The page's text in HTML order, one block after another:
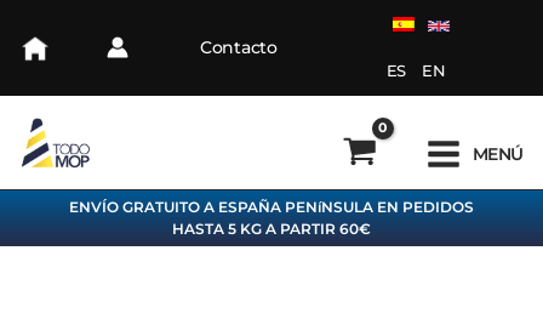
Contacto
ES EN
MENÚ
ENVÍO GRATUITO A ESPAÑA PENíNSULA EN PEDIDOS
HASTA 5 KG A PARTIR 60€
a
e
g
o
R
H
I
V